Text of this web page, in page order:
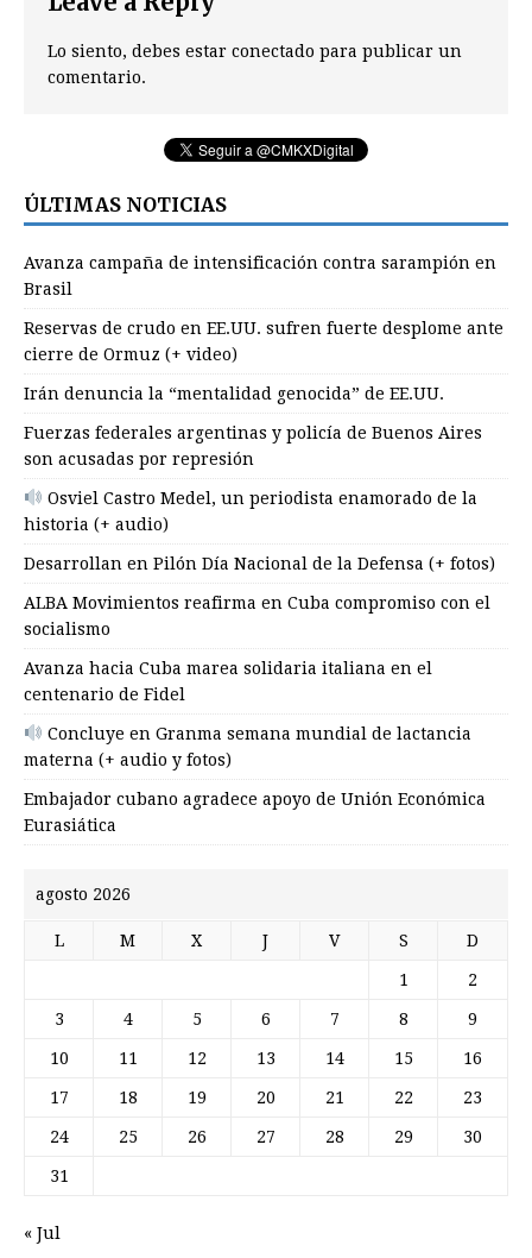
Lo siento, debes estar conectado para publicar un
comentario.
ÚLTIMAS NOTICIAS
Avanza campaña de intensificación contra sarampión en
Brasil
Reservas de crudo en EE.UU. sufren fuerte desplome ante
cierre de Ormuz (+ video)
Irán denuncia la “mentalidad genocida” de EE.UU.
Fuerzas federales argentinas y policía de Buenos Aires
son acusadas por represión
Osviel Castro Medel, un periodista enamorado de la
historia (+ audio)
Desarrollan en Pilón Día Nacional de la Defensa (+ fotos)
ALBA Movimientos reafirma en Cuba compromiso con el
socialismo
Avanza hacia Cuba marea solidaria italiana en el
centenario de Fidel
Concluye en Granma semana mundial de lactancia
materna (+ audio y fotos)
Embajador cubano agradece apoyo de Unión Económica
Eurasiática
agosto 2026
L M X J V S D
1 2
3 4 5 6 7 8 9
10 11 12 13 14 15 16
17 18 19 20 21 22 23
24 25 26 27 28 29 30
31
« Jul